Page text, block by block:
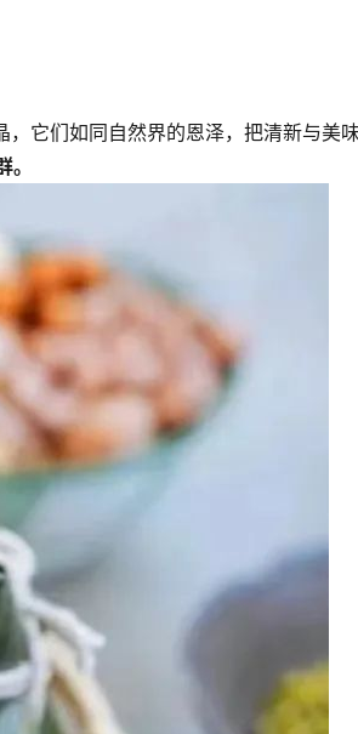
，它们如同自然界的恩泽，把清新与美